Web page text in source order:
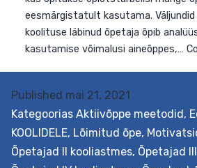
koolitus, kus õpetatakse
kriitiliselt õppeprotsessis
õppekavalisi eesmärke, ja
Published mai 21, 2021
Kategoorias Aktiivõppe meetodid,
KOOLIDELE, Lõimitud õpe,
Õpetajad II kooliastmes, Õpetajad